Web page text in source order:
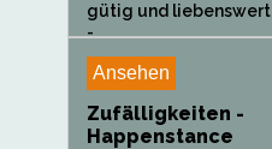
gütig und liebenswert
-...
Ansehen
Zufälligkeiten -
Happenstance